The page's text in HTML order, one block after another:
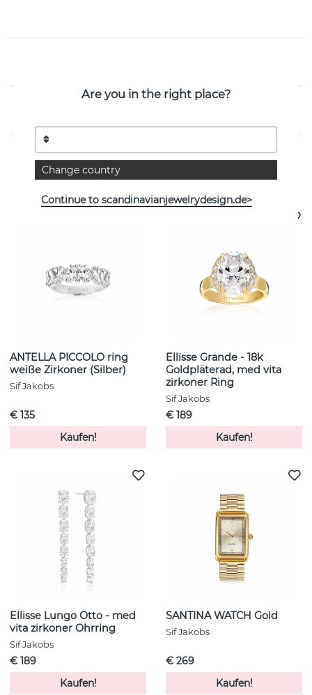
Weitere Artikel ansehen
ANTELLA PICCOLO ring
weiße Zirkoner (Silber)
Sif Jakobs
€ 135
Kaufen!
Ellisse Grande - 18k
Goldpläterad, med vita
zirkoner Ring
Sif Jakobs
€ 189
Kaufen!
Ellisse Lungo Otto - med
vita zirkoner Ohrring
Sif Jakobs
€ 189
Kaufen!
SANTINA WATCH Gold
Sif Jakobs
€ 269
Kaufen!
Are you in the right place?
Change country
Continue to scandinavianjewelrydesign.de>